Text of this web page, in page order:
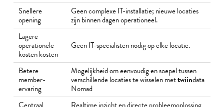
Snellere
opening
Geen complexe IT-installatie; nieuwe locaties
zijn binnen dagen operationeel.
Lagere
operationele
kosten kosten
Geen IT-specialisten nodig op elke locatie.
Betere
member-
ervaring
Mogelijkheid om eenvoudig en soepel tussen
verschillende locaties te wisselen mettwiindata
Nomad